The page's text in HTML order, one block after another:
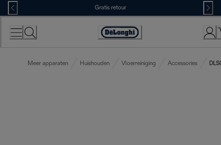
Skip
to
Content
Gratis retour
Accessibility
Meer apparaten Huishouden Vloerreiniging Accessories